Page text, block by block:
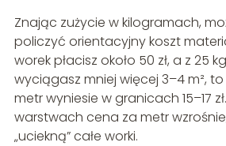
Znając zużycie w kilogramach,
policzyć orientacyjny koszt
worek płacisz około 50 zł, a z 25
wyciągasz mniej więcej 3–4 m²,
metr wyniesie w granicach 15–17
warstwach cena za metr
„uciekną” całe worki.